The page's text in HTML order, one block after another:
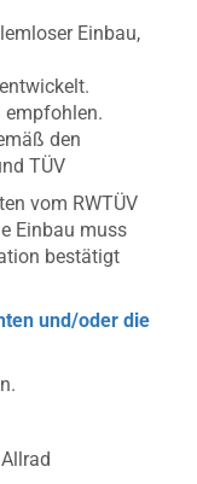
Einbau,
empfohlen.
den
TÜV
vom RWTÜV
Einbau muss
bestätigt
und/oder die